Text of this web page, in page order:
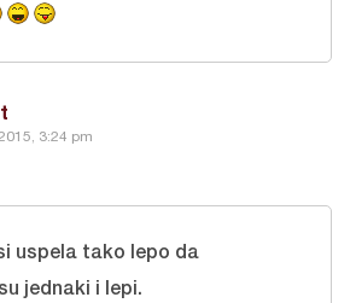
3:24 pm
uspela tako lepo da
jednaki i lepi.